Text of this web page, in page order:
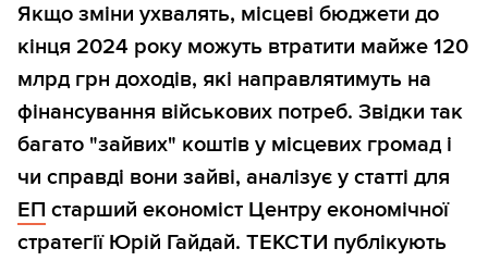
Якщо зміни ухвалять, місцеві бюджети до
кінця 2024 року можуть втратити майже 120
млрд грн доходів, які направлятимуть на
фінансування військових потреб. Звідки так
багато "зайвих" коштів у місцевих громад і
чи справді вони зайві, аналізує у статті для
ЕП старший економіст Центру економічної
стратегії Юрій Гайдай. ТЕКСТИ публікують